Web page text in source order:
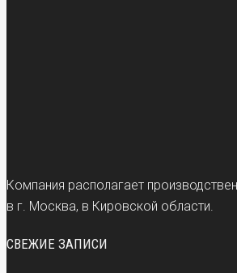
Компания располагает
в г. Москва, в Кировской области.
СВЕЖИЕ ЗАПИСИ